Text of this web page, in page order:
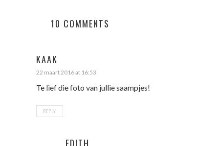
10 COMMENTS
KAAK
22 maart 2016 at 16:53
Te lief die foto van jullie saampjes!
REPLY
EDITH